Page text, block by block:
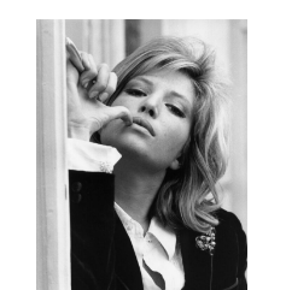
la
page
produit